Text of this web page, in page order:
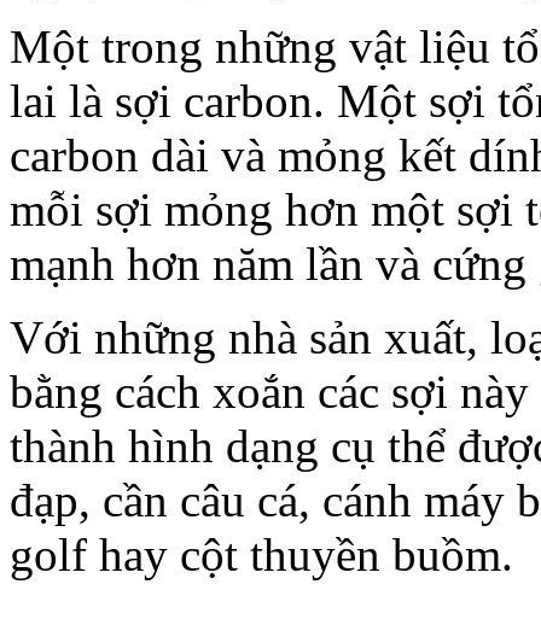
Một trong những vật liệu
lai là sợi carbon. Một sợi
carbon dài và mỏng kết
mỗi sợi mỏng hơn một sợi
mạnh hơn năm lần và
Với những nhà sản xuất,
bằng cách xoắn các sợi
thành hình dạng cụ thể
đạp, cần câu cá, cánh máy
golf hay cột thuyền buồm.